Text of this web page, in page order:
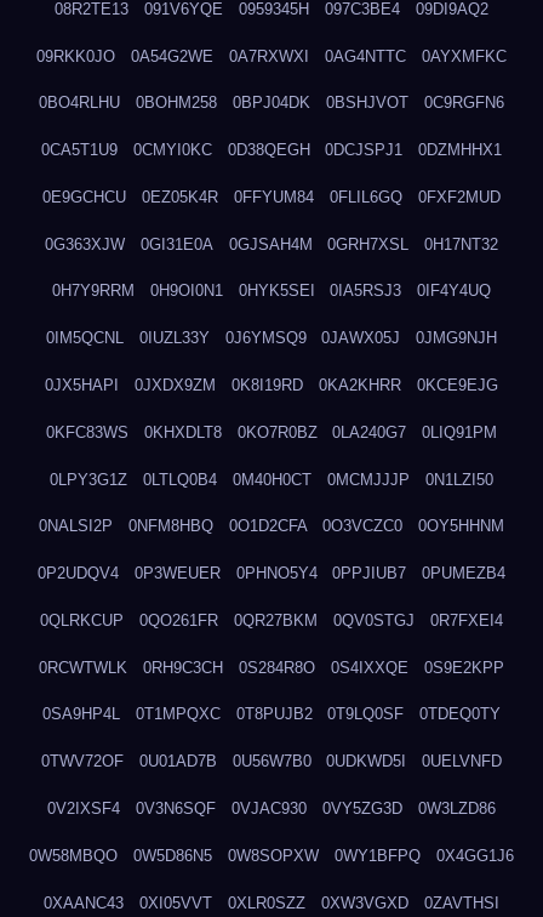
08R2TE13 091V6YQE 0959345H 097C3BE4 09DI9AQ2
09RKK0JO 0A54G2WE 0A7RXWXI 0AG4NTTC 0AYXMFKC
0BO4RLHU 0BOHM258 0BPJ04DK 0BSHJVOT 0C9RGFN6
0CA5T1U9 0CMYI0KC 0D38QEGH 0DCJSPJ1 0DZMHHX1
0E9GCHCU 0EZ05K4R 0FFYUM84 0FLIL6GQ 0FXF2MUD
0G363XJW 0GI31E0A 0GJSAH4M 0GRH7XSL 0H17NT32
0H7Y9RRM 0H9OI0N1 0HYK5SEI 0IA5RSJ3 0IF4Y4UQ
0IM5QCNL 0IUZL33Y 0J6YMSQ9 0JAWX05J 0JMG9NJH
0JX5HAPI 0JXDX9ZM 0K8I19RD 0KA2KHRR 0KCE9EJG
0KFC83WS 0KHXDLT8 0KO7R0BZ 0LA240G7 0LIQ91PM
0LPY3G1Z 0LTLQ0B4 0M40H0CT 0MCMJJJP 0N1LZI50
0NALSI2P 0NFM8HBQ 0O1D2CFA 0O3VCZC0 0OY5HHNM
0P2UDQV4 0P3WEUER 0PHNO5Y4 0PPJIUB7 0PUMEZB4
0QLRKCUP 0QO261FR 0QR27BKM 0QV0STGJ 0R7FXEI4
0RCWTWLK 0RH9C3CH 0S284R8O 0S4IXXQE 0S9E2KPP
0SA9HP4L 0T1MPQXC 0T8PUJB2 0T9LQ0SF 0TDEQ0TY
0TWV72OF 0U01AD7B 0U56W7B0 0UDKWD5I 0UELVNFD
0V2IXSF4 0V3N6SQF 0VJAC930 0VY5ZG3D 0W3LZD86
0W58MBQO 0W5D86N5 0W8SOPXW 0WY1BFPQ 0X4GG1J6
0XAANC43 0XI05VVT 0XLR0SZZ 0XW3VGXD 0ZAVTHSI